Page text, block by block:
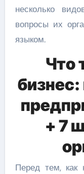
несколько
вопросы их
языком.
Что
бизнес:
+ 7
Перед тем, как